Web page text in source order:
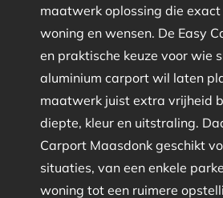
maatwerk oplossing die
woning en wensen. De Easy
en praktische keuze voor wie
aluminium carport wil laten
maatwerk juist extra vrijheid
diepte, kleur en uitstraling.
Carport Maasdonk geschikt
situaties, van een enkele
woning tot een ruimere